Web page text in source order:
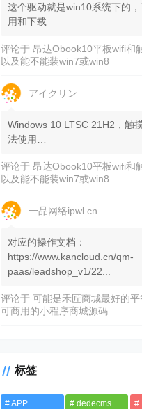
这个驱动就是win10系统下的
用和下载
评论于昂达Obook10平板wifi和
以及能不能装win7或win8
アイクリン
Windows 10 LTSC 21H2，触
法使用…
评论于昂达Obook10平板wifi和
以及能不能装win7或win8
一品网络ipwl.cn
对应的操作文档：
https://www.kancloud.cn/qm-
paas/leadshop_v1/22...
评论于可能是禾匠商城最好的
可商用的小程序商城源码
标签
APP dedecms